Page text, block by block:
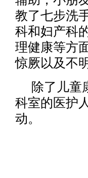
教了七步洗
科和妇产科
理健康等方
惊厥以及不
除了儿童
科室的医护
动。